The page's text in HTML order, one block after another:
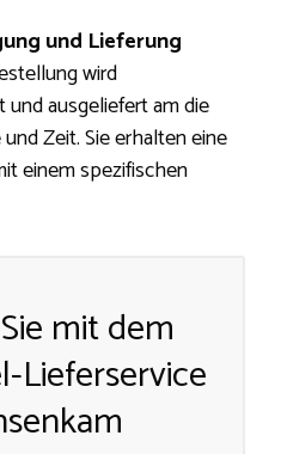
und Lieferung
wird
ausgeliefert am die
Zeit. Sie erhalten eine
einem spezifischen
mit dem
Lieferservice